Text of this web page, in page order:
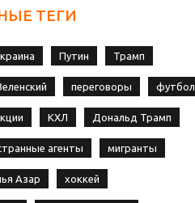
ТЕГИ
Путин Трамп
переговоры футбол
КХЛ Дональд Трамп
агенты мигранты
Азар хоккей